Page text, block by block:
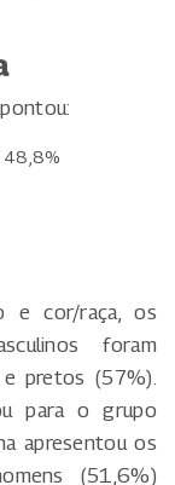
48,8%
e cor/raça, os
foram
pretos (57%).
para o grupo
apresentou os
(51,6%)